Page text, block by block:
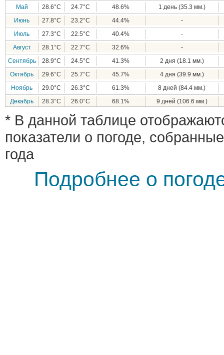
Май 28.6°C 24.7°C 48.6%
1 день (35.3 мм.)
Июнь
27.8°C 23.2°C 44.4%
-
Июль
27.3°C 22.5°C 40.4%
-
Август
28.1°C 22.7°C 32.6%
-
Сентябрь
28.9°C 24.5°C 41.3%
2 дня (18.1 мм.)
Октябрь
29.6°C 25.7°C 45.7%
4 дня (39.9 мм.)
Ноябрь
29.0°C 26.3°C 61.3%
8 дней (84.4 мм.)
Декабрь
28.3°C 26.0°C 68.1% 9 дней (106.6 мм.)
* В данной таблице
показатели о погоде,
года
Подробнее о